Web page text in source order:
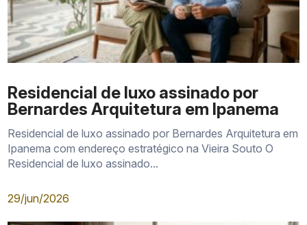
Residencial de luxo assinado por
Bernardes Arquitetura em Ipanema
Residencial de luxo assinado por Bernardes Arquitetura em
Ipanema com endereço estratégico na Vieira Souto O
Residencial de luxo assinado...
29/jun/2026